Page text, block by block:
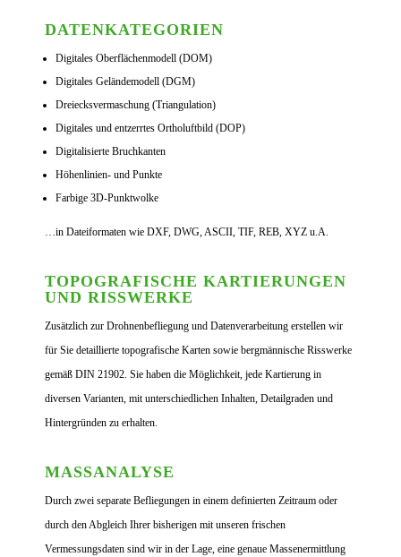
DATENKATEGORIEN
Digitales Oberflächenmodell (DOM)
Digitales Geländemodell (DGM)
Dreiecksvermaschung (Triangulation)
Digitales und entzerrtes Ortholuftbild (DOP)
Digitalisierte Bruchkanten
Höhenlinien- und Punkte
Farbige 3D-Punktwolke
…in Dateiformaten wie DXF, DWG, ASCII, TIF, REB, XYZ u.A.
TOPOGRAFISCHE KARTIERUNGEN
UND RISSWERKE
Zusätzlich zur Drohnenbefliegung und Datenverarbeitung erstellen wir
für Sie detaillierte topografische Karten sowie bergmännische Risswerke
gemäß DIN 21902. Sie haben die Möglichkeit, jede Kartierung in
diversen Varianten, mit unterschiedlichen Inhalten, Detailgraden und
Hintergründen zu erhalten.
MASSANALYSE
Durch zwei separate Befliegungen in einem definierten Zeitraum oder
durch den Abgleich Ihrer bisherigen mit unseren frischen
Vermessungsdaten sind wir in der Lage, eine genaue Massenermittlung